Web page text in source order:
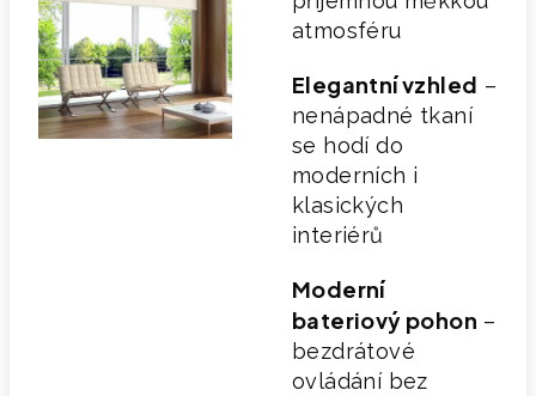
atmosféru
Elegantní vzhled –
nenápadné tkaní
se hodí do
moderních i
klasických
interiérů
Moderní
bateriový pohon –
bezdrátové
ovládání bez